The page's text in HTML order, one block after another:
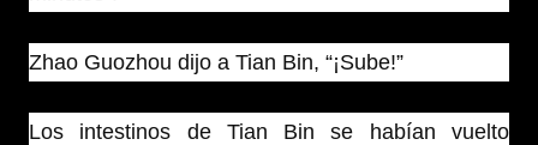
Zhao Guozhou dijo a Tian Bin, “¡Sube!”
Los intestinos de Tian Bin se habían vuelto